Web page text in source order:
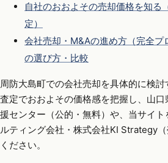
自社のおおよその売却価格を知る
定）
会社売却・M&Aの進め方（完全プ
の選び方・比較
周防大島町での会社売却を具体的に検
査定でおおよその価格感を把握し、山
援センター（公的・無料）や、当サイ
ルティング会社・株式会社KI Strategy
ください。